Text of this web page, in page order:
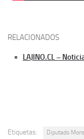
RELACIONADOS
LAJINO.CL –
Etiquetas: Diputado